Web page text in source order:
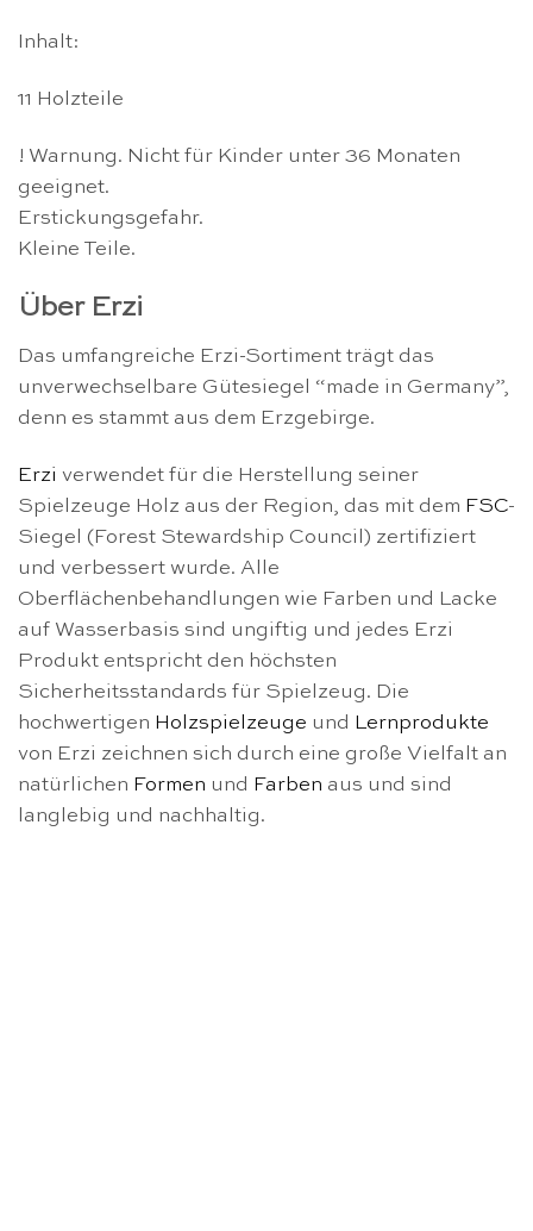
Inhalt:
11 Holzteile
! Warnung. Nicht für Kinder unter 36 Monaten
geeignet.
Erstickungsgefahr.
Kleine Teile.
Über Erzi
Das umfangreiche Erzi-Sortiment trägt das
unverwechselbare Gütesiegel “made in Germany”,
denn es stammt aus dem Erzgebirge.
Erzi verwendet für die Herstellung seiner
Spielzeuge Holz aus der Region, das mit dem FSC-
Siegel (Forest Stewardship Council) zertifiziert
und verbessert wurde. Alle
Oberflächenbehandlungen wie Farben und Lacke
auf Wasserbasis sind ungiftig und jedes Erzi
Produkt entspricht den höchsten
Sicherheitsstandards für Spielzeug. Die
hochwertigen Holzspielzeuge und Lernprodukte
von Erzi zeichnen sich durch eine große Vielfalt an
natürlichen Formen und Farben aus und sind
langlebig und nachhaltig.